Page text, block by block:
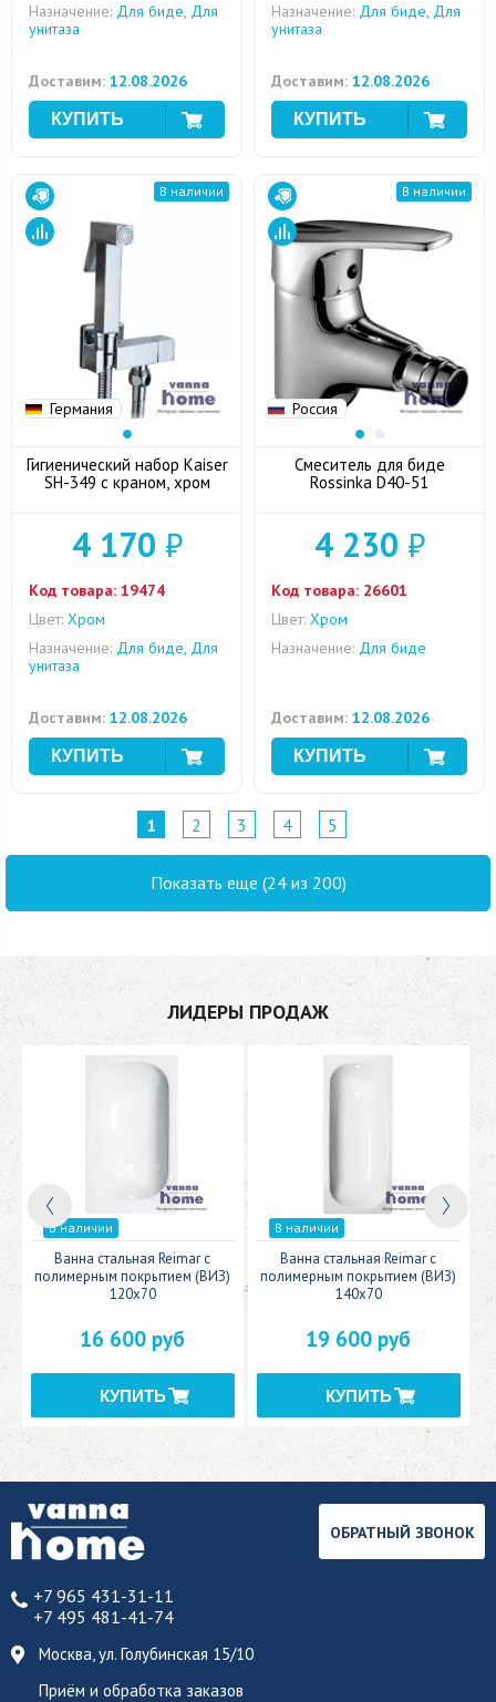
Назначение: Для биде, Для
унитаза
Доставим: 12.08.2026
Назначение: Для биде, Для
унитаза
Доставим: 12.08.2026
Германия
В наличии
Гигиенический набор Kaiser
SH-349 с краном, хром
4 170 ₽
Код товара: 19474
Цвет: Хром
Назначение: Для биде, Для
унитаза
Доставим: 12.08.2026
Россия
В наличии
Смеситель для биде
Rossinka D40-51
4 230 ₽
Код товара: 26601
Цвет: Хром
Назначение: Для биде
Доставим: 12.08.2026
1 2 3 4 5
Показать еще (24 из 200)
ЛИДЕРЫ ПРОДАЖ
В наличии
Ванна стальная Reimar с
полимерным покрытием (ВИЗ)
120x70
16 600 руб
В наличии
Ванна стальная Reimar с
полимерным покрытием (ВИЗ)
140x70
19 600 руб
+7 965 431-31-11
+7 495 481-41-74
Москва, ул. Голубинская 15/10
Приём и обработка заказов
ОБРАТНЫЙ ЗВОНОК